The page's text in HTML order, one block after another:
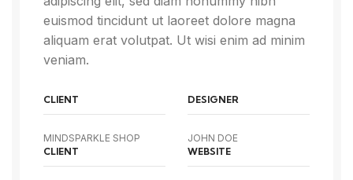
euismod tincidunt ut laoreet dolore magna
aliquam erat volutpat. Ut wisi enim ad minim
veniam.
CLIENT
MINDSPARKLE SHOP
DESIGNER
JOHN DOE
CLIENT
WEBSITE